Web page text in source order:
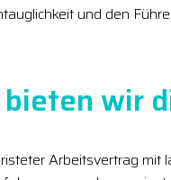
und den
bieten wir
Arbeitsvertrag mit